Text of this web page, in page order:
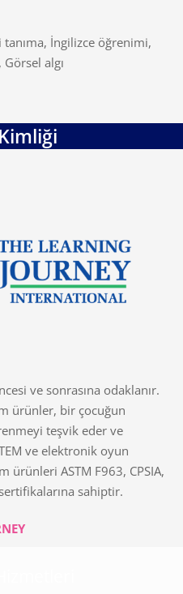
tanıma, İngilizce öğrenimi,
algı
ve sonrasına odaklanır.
ürünler, bir çocuğun
teşvik eder ve
ve elektronik oyun
ürünleri ASTM F963, CPSIA,
sahiptir.